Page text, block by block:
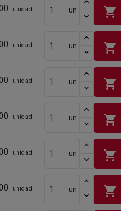
unidad un shopping_cart
unidad un shopping_cart
unidad un shopping_cart
unidad un shopping_cart
unidad un shopping_cart
unidad un shopping_cart